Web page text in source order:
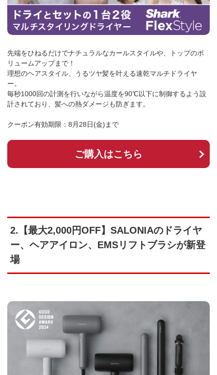
先端をひねるだけでナチュラルなカールスタイルや、トップのボ
リュームアップまで！
理想のヘアスタイル、うるツヤ髪を叶える速乾マルチドライヤ
ー。
毎秒1000回の計測を行いながら温度を90℃以下に制御するよう設
計されており、髪への熱ダメージも防ぎます。
クーポン有効期限：8月28日(金)まで
ご購入はこちら
2.【最大2,000円OFF】SALONIAのドライヤ
ー、ヘアアイロン、EMSリフトブラシが新登
場